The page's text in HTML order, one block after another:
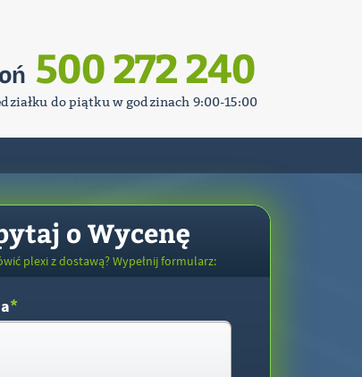
500 272 240
do piątku w godzinach 9:00-15:00
o Wycenę
plexi z dostawą? Wypełnij formularz:
*